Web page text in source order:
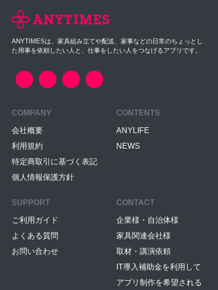
ANYTIMESは、家具組み立てや配送、家事などの日常のちょっとし
た用事を依頼したい人と、仕事をしたい人をつなげるアプリです。
COMPANY
会社概要
利用規約
特定商取引に基づく表記
個人情報保護方針
CONTENTS
ANYLIFE
NEWS
SUPPORT
ご利用ガイド
よくある質問
お問い合わせ
CONTACT
企業様・自治体様
家具関連会社様
取材・講演依頼
IT導入補助金を利用して
アプリ制作を希望される